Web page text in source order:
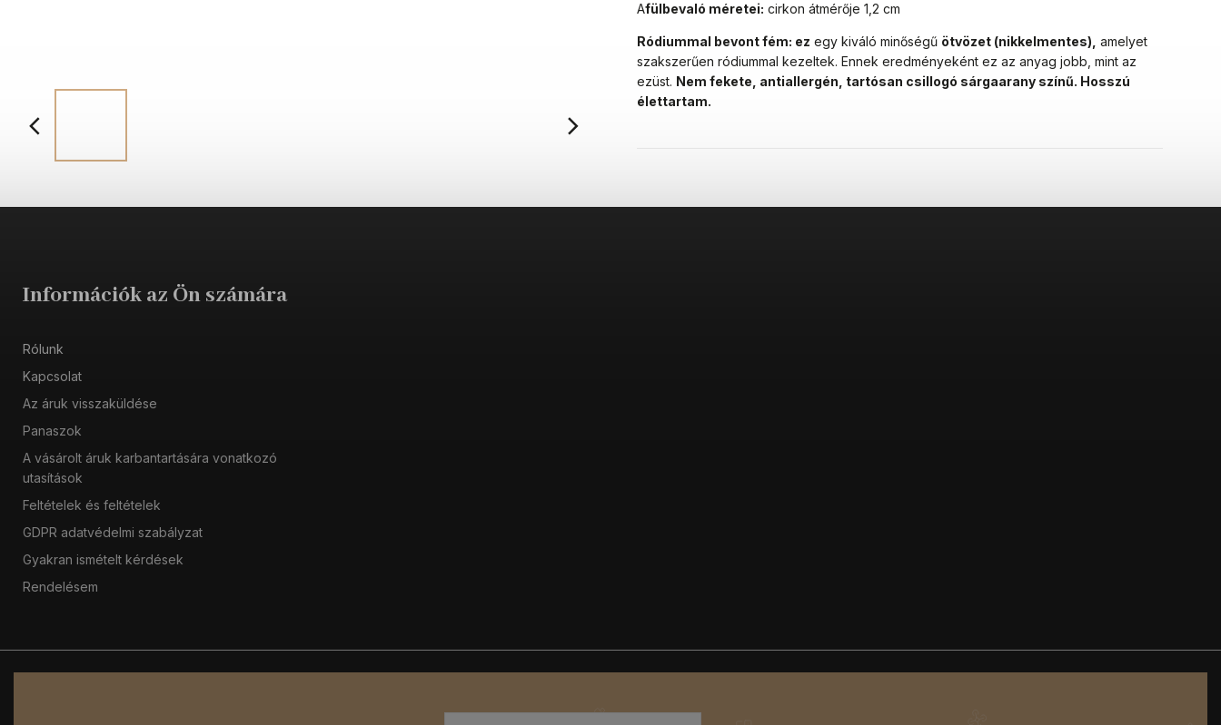
Afülbevaló méretei: cirkon átmérője 1,2 cm
Ródiummal bevont fém: ez egy kiváló minőségű ötvözet (nikkelmentes), amelyet
szakszerűen ródiummal kezeltek.Ennek eredményeként ez az anyag jobb, mint az
ezüst. Nem fekete, antiallergén, tartósan csillogó sárgaarany színű. Hosszú
élettartam.
Információk az Ön számára
Rólunk
Kapcsolat
Az áruk visszaküldése
Panaszok
A vásárolt áruk karbantartására vonatkozó
utasítások
Feltételek és feltételek
GDPR adatvédelmi szabályzat
Gyakran ismételt kérdések
Rendelésem